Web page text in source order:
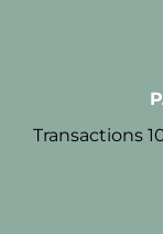
Transactions